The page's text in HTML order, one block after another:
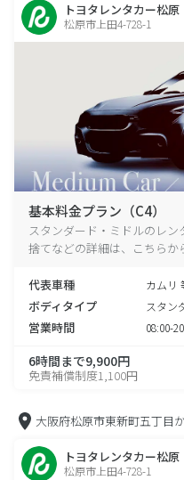
トヨタレンタカー松原
松原市上田4-728-1
基本料金プラン（C4）
スタンダード・ミドルのレ
捨てなどの詳細は、こちらか
代表車種 カムリ
ボディタイプ スタン
営業時間 08:00-
6時間まで9,900円
免責補償制度1,100円
大阪府松原市東新町五丁目
トヨタレンタカー松原
松原市上田4-728-1